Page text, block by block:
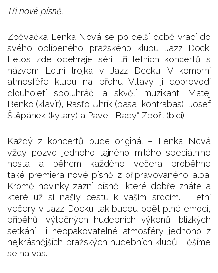
Tři nové písně.
Zpěvačka Lenka Nová se po delší době vrací do
svého oblíbeného pražského klubu Jazz Dock.
Letos zde odehraje sérii tří letních koncertů s
názvem Letní trojka v Jazz Docku. V komorní
atmosféře klubu na břehu Vltavy ji doprovodí
dlouholetí spoluhráči a skvělí muzikanti Matej
Benko (klavír), Rasťo Uhrík (basa, kontrabas), Josef
Štěpánek (kytary) a Pavel „Bady“ Zbořil (bicí).
Každý z koncertů bude originál – Lenka Nová
vždy pozve jednoho tajného milého speciálního
hosta a během každého večera proběhne
také premiéra nové písně z připravovaného alba.
Kromě novinky zazní písně, které dobře znáte a
které už si našly cestu k vašim srdcím. Letní
večery v Jazz Docku tak budou opět plné emocí,
příběhů, výtečných hudebních výkonů, blízkých
setkání i neopakovatelné atmosféry jednoho z
nejkrásnějších pražských hudebních klubů. Těšíme
se na vás.